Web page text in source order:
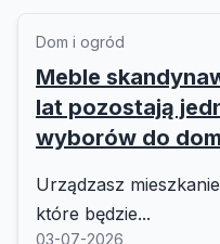
Dom i ogród
Meble
lat pozostają
wyborów do
Urządzasz
które będzie...
03-07-2026